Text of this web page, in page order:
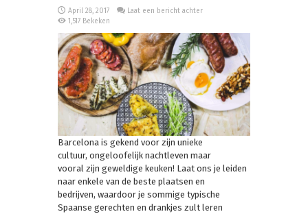
April 28, 2017
Laat een bericht achter
1,517 Bekeken
Barcelona is gekend voor zijn unieke
cultuur, ongeloofelijk nachtleven maar
vooral zijn geweldige keuken! Laat ons je leiden
naar enkele van de beste plaatsen en
bedrijven, waardoor je sommige typische
Spaanse gerechten en drankjes zult leren